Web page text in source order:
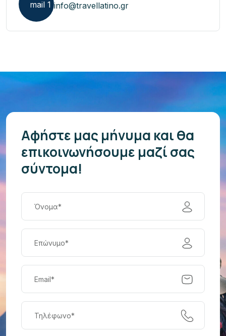
info@travellatino.gr
Αφήστε μας μήνυμα και θα
επικοινωνήσουμε μαζί σας
σύντομα!